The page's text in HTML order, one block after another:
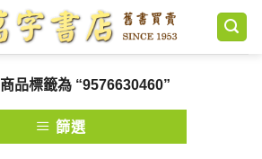
商品標籤為 “9576630460”
篩選